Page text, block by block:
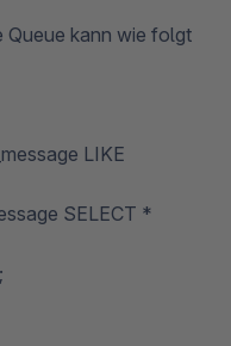
Queue kann wie folgt
LIKE
SELECT *